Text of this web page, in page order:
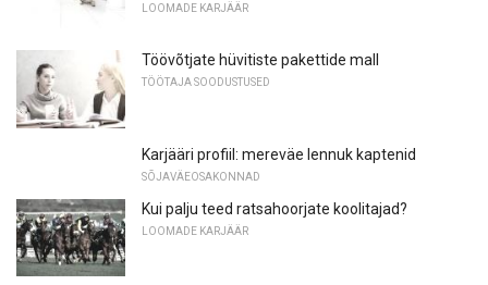
LOOMADE KARJÄÄR
Töövõtjate hüvitiste pakettide mall
TÖÖTAJA SOODUSTUSED
Karjääri profiil: mereväe lennuk kaptenid
SÕJAVÄEOSAKONNAD
Kui palju teed ratsahoorjate koolitajad?
LOOMADE KARJÄÄR